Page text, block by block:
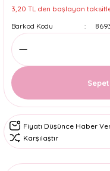
3,20 TL den başlayan
Barkod Kodu
Fiyatı Düşünce Haber
Karşılaştır